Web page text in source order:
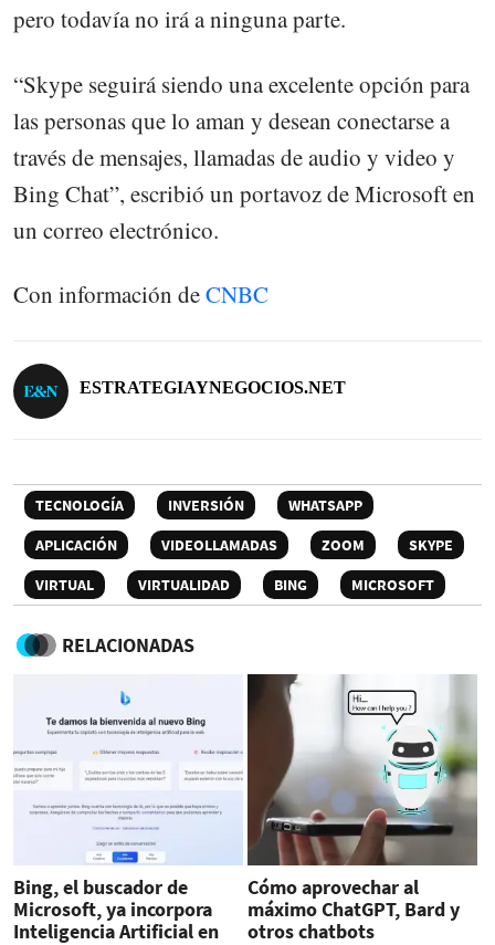
pero todavía no irá a ninguna parte.
“Skype seguirá siendo una excelente opción para
las personas que lo aman y desean conectarse a
través de mensajes, llamadas de audio y video y
Bing Chat”, escribió un portavoz de Microsoft en
un correo electrónico.
Con información deCNBC
ESTRATEGIAYNEGOCIOS.NET
TECNOLOGÍA INVERSIÓN
WHATSAPP
APLICACIÓN
VIDEOLLAMADAS ZOOM
SKYPE
VIRTUAL
VIRTUALIDAD BING MICROSOFT
RELACIONADAS
Bing, el buscador de
Microsoft, ya incorpora
Inteligencia Artificial en
Cómo aprovechar al
máximo ChatGPT, Bard y
otros chatbots